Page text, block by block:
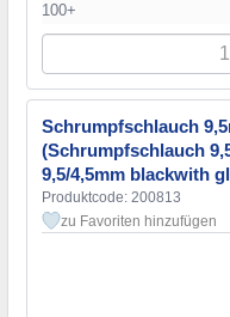
100+
Schrumpfschlauch
(Schrumpfschlauch
9,5/4,5mm blackwith
Produktcode: 200813
zu Favoriten hinzufügen